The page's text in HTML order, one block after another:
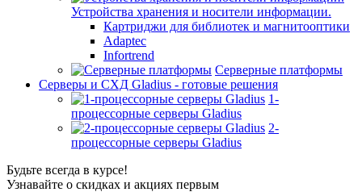
Устройства хранения и носители информации.
Картриджи для библиотек и магнитооптики
Adaptec
Infortrend
Серверные платформы
Серверы и СХД Gladius - готовые решения
1-
процессорные серверы Gladius
2-
процессорные серверы Gladius
Будьте всегда в курсе!
Узнавайте о скидках и акциях первым